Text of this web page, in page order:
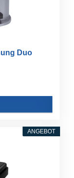
Duo
ANGEBOT